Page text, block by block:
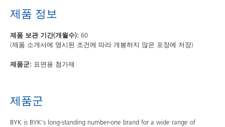
제품 정보
제품 보관 기간(개월수): 60
(제품 소개서에 명시된 조건에 따라 개봉하지 않은 포장에 저장)
제품군: 표면용 첨가제
제품군
BYK is BYK's long-standing number-one brand for a wide range of